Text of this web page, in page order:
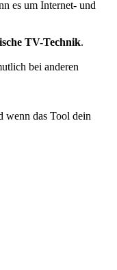
es um Internet- und
TV-Technik.
bei anderen
wenn das Tool dein